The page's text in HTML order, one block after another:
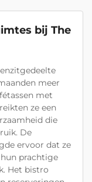
bij The
meer
met
ze een
die
De
ervoor dat ze
prachtige
Het bistro